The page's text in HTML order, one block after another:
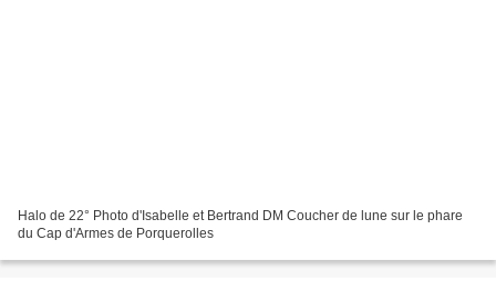
Halo de 22° Photo d'Isabelle et Bertrand DM Coucher de lune sur le phare
du Cap d'Armes de Porquerolles